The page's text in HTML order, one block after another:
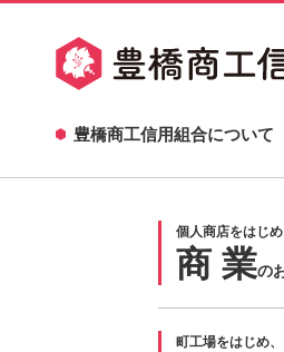
豊橋商工信用組合について
個人商店をはじめ
商 業の
町工場をはじめ、